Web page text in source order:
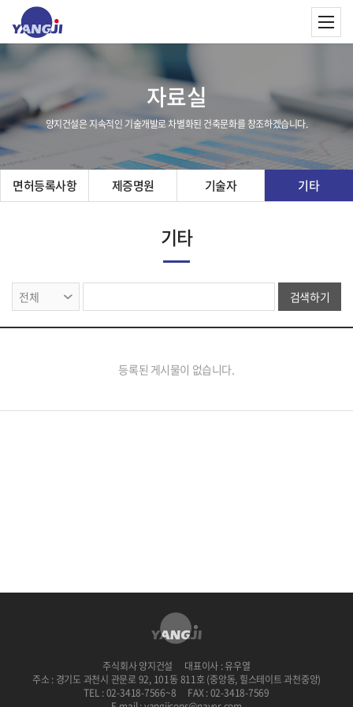
자료실
양지건설은 지속적인 기술개발로 차별화된 건축문화를 창조하겠습니다.
면허등록사항 제증명원 기술자 기타
기타
검색하기
등록된 게시물이 없습니다.
주식회사 양지건설
대표이사 : 유우열
주소 : 경기도 과천시 관문로 92, 101동 811호 (중앙동, 힐스테이트 과천중앙)
TEL : 02-3418-7566~8
FAX : 02-3418-7569